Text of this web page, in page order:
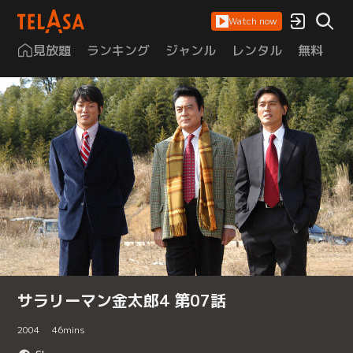
Watch now
見放題 ランキング ジャンル レンタル 無料
サラリーマン金太郎4 第07話
2004 46mins